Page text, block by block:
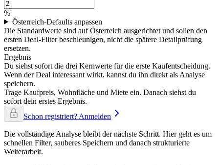
%
Österreich-Defaults anpassen
Die Standardwerte sind auf Österreich ausgerichtet und sollen den
ersten Deal-Filter beschleunigen, nicht die spätere Detailprüfung
ersetzen.
Ergebnis
Du siehst sofort die drei Kernwerte für die erste Kaufentscheidung.
Wenn der Deal interessant wirkt, kannst du ihn direkt als Analyse
speichern.
Trage Kaufpreis, Wohnfläche und Miete ein. Danach siehst du
sofort dein erstes Ergebnis.
Schon registriert? Anmelden
Die vollständige Analyse bleibt der nächste Schritt. Hier geht es um
schnellen Filter, sauberes Speichern und danach strukturierte
Weiterarbeit.